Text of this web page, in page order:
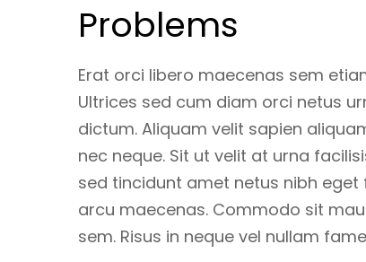
Problems
Erat orci libero maecenas sem
Ultrices sed cum diam orci netus
dictum. Aliquam velit sapien
nec neque. Sit ut velit at urna
sed tincidunt amet netus nibh eget
arcu maecenas. Commodo sit
sem. Risus in neque vel nullam